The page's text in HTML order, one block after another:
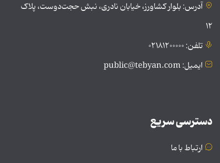
آدرس: بلوار کشاورز، خیابان نادری، نبش حجت‌دوست، پلاک
۱۲
تلفن: ۰۲۱۸۱۲۰۰۰۰۰
ایمیل: public@tebyan.com
دسترسی سریع
ارتباط با ما